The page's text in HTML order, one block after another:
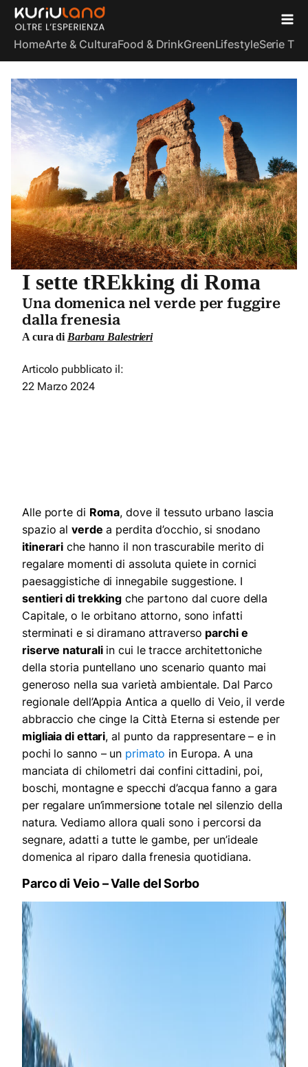
HomeArte & CulturaFood & DrinkGreenLifestyleSerie TV
I sette tREkking di Roma
Una domenica nel verde per fuggire
dalla frenesia
A cura di Barbara Balestrieri
Articolo pubblicato il:
22 Marzo 2024
Alle porte di Roma, dove il tessuto urbano lascia
spazio alverde a perdita d’occhio, si snodano
itinerari che hanno il non trascurabile merito di
regalare momenti di assoluta quiete in cornici
paesaggistiche di innegabile suggestione. I
sentieri di trekking che partono dal cuore della
Capitale, o le orbitano attorno, sono infatti
sterminati e si diramano attraverso parchi e
riserve naturaliin cui le tracce architettoniche
della storia puntellano uno scenario quanto mai
generoso nella sua varietà ambientale. Dal Parco
regionale dell’Appia Antica a quello di Veio, il verde
abbraccio che cinge la Città Eterna si estende per
migliaia di ettari, al punto da rappresentare – e in
pochi lo sanno – un primato in Europa. A una
manciata di chilometri dai confini cittadini, poi,
boschi, montagne e specchi d’acqua fanno a gara
per regalare un’immersione totale nel silenzio della
natura. Vediamo allora quali sono i percorsi da
segnare, adatti a tutte le gambe, per un’ideale
domenica al riparo dalla frenesia quotidiana.
Parco di Veio – Valle del Sorbo